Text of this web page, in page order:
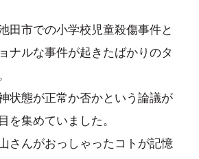
田市での小学校児童殺傷事件と
ナルな事件が起きたばかりのタ
状態が正常か否かという論議が
を集めていました。
さんがおっしゃったコトが記憶